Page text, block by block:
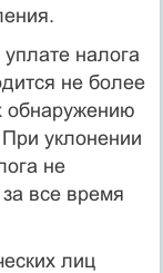
налога
не более
обнаружению
уклоне­нии
не
все время
лиц